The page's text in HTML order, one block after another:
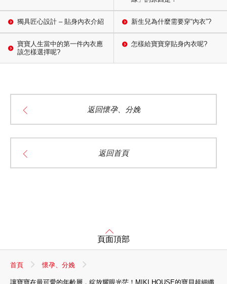
獨具匠心設計 – 貼身內衣介紹 新生兒為什麼需要穿“內衣”?
寶寶人生當中的第一件內衣應
該怎樣選擇呢?
怎樣給寶寶穿貼身內衣呢?
返回懷孕、分娩
返回首頁
頁面頂部
首頁 懷孕、分娩
讓寶寶在最可愛的年齡層，綻放耀眼光茫！MIKI HOUSE的寶貝超細纖